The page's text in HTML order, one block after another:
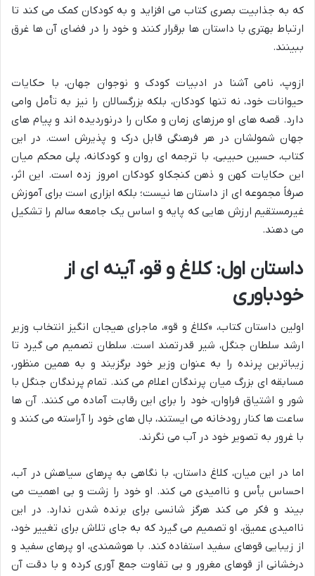
که به جذابیت بصری کتاب می افزاید و به کودکان کمک می کند تا
ارتباط بهتری با داستان ها برقرار کنند و خود را در فضای آن ها غرق
ببینند.
ازوپ، نامی آشنا در ادبیات کودک و نوجوان جهان، با حکایات
حیوانات خود، نه تنها کودکان، بلکه بزرگسالان را نیز به تأمل وامی
دارد. قصه های او مرزهای زمان و مکان را درنوردیده اند و پیام های
جهان شمولشان در هر فرهنگی قابل درک و پذیرش است. در این
کتاب، حسین حبیبی، با ترجمه ای روان و کودکانه، پلی محکم میان
این حکایات کهن و ذهن کنجکاو کودکان امروز زده است. این اثر،
صرفاً مجموعه ای از داستان ها نیست؛ بلکه ابزاری است برای آموزش
غیرمستقیم ارزش هایی که پایه و اساس یک جامعه سالم را تشکیل
می دهند.
داستان اول: کلاغ و قو، آینه ای از
خودباوری
اولین داستان کتاب، «کلاغ و قو»، ماجرای هیجان انگیز انتخاب وزیر
ارشد سلطان جنگل، شیر قدرتمند است. سلطان تصمیم می گیرد تا
زیباترین پرنده را به عنوان وزیر خود برگزیند و به همین منظور،
مسابقه ای بزرگ میان پرندگان اعلام می کند. تمام پرندگان جنگل با
شور و اشتیاق فراوان، خود را برای این رقابت آماده می کنند. آن ها
ساعت ها کنار رودخانه می ایستند، بال های خود را آراسته می کنند و
با غرور به تصویر خود در آب می نگرند.
اما در این میان، کلاغ داستان، با نگاهی به پرهای سیاهش در آب،
احساس یأس و ناامیدی می کند. او خود را زشت و بی اهمیت می
بیند و فکر می کند هرگز شانسی برای برنده شدن ندارد. در این
ناامیدی عمیق، او تصمیم می گیرد که به جای تلاش برای تغییر خود،
از زیبایی قوهای سفید استفاده کند. با هوشمندی، او پرهای سفید و
درخشانی از قوهای مغرور و بی تفاوت جمع آوری کرده و با دقت آن